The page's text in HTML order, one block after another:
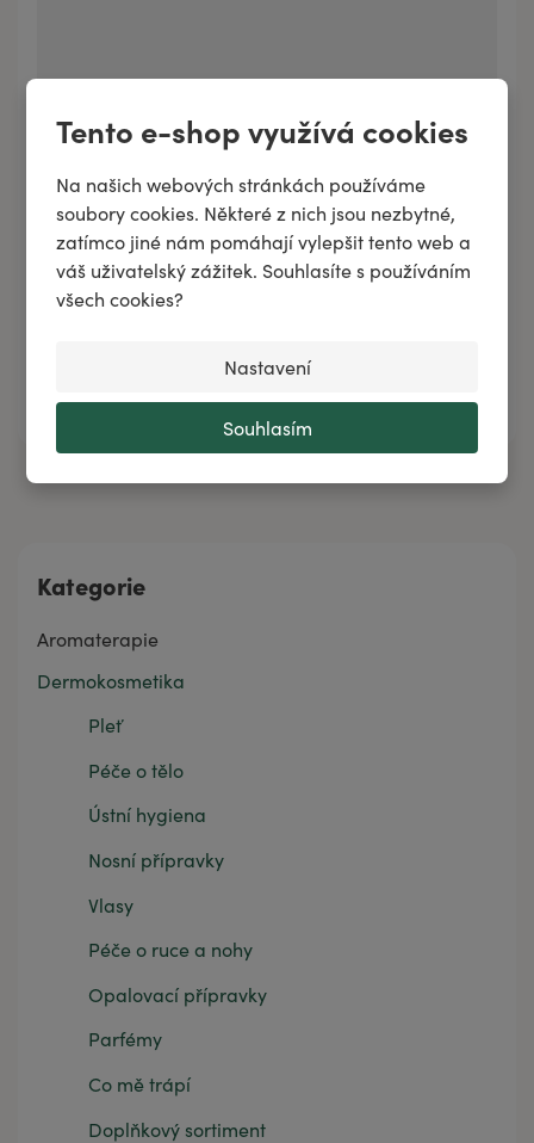
Tento e-shop využívá cookies
Na našich webových stránkách používáme
soubory cookies. Některé z nich jsou nezbytné,
zatímco jiné nám pomáhají vylepšit tento web a
váš uživatelský zážitek. Souhlasíte s používáním
všech cookies?
Nastavení
Souhlasím
Intenzivní mycí olej na ruce HY-ALMNEEM
454 Kč
500 ml
Kategorie
Aromaterapie
Dermokosmetika
Pleť
Péče o tělo
Ústní hygiena
Nosní přípravky
Vlasy
Péče o ruce a nohy
Opalovací přípravky
Parfémy
Co mě trápí
Doplňkový sortiment